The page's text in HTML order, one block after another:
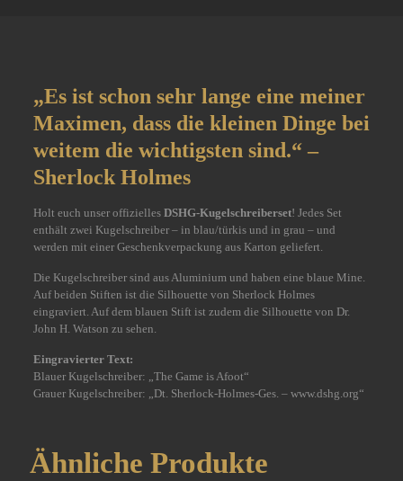
„Es ist schon sehr lange eine meiner
Maximen, dass die kleinen Dinge bei
weitem die wichtigsten sind.“ –
Sherlock Holmes
Holt euch unser offizielles DSHG-Kugelschreiberset! Jedes Set
enthält zwei Kugelschreiber – in blau/türkis und in grau – und
werden mit einer Geschenkverpackung aus Karton geliefert.
Die Kugelschreiber sind aus Aluminium und haben eine blaue Mine.
Auf beiden Stiften ist die Silhouette von Sherlock Holmes
eingraviert. Auf dem blauen Stift ist zudem die Silhouette von Dr.
John H. Watson zu sehen.
Eingravierter Text:
Blauer Kugelschreiber: „The Game is Afoot“
Grauer Kugelschreiber: „Dt. Sherlock-Holmes-Ges. – www.dshg.org“
Ähnliche Produkte